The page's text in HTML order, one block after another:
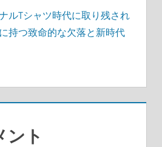
ルTシャツ時代に取り残され
持つ致命的な欠落と新時代
ント